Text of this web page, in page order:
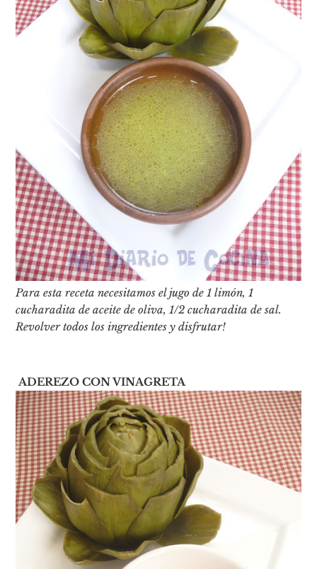
Para esta receta necesitamos el jugo de 1 limón, 1
cucharadita de aceite de oliva, 1/2 cucharadita de sal.
Revolver todos los ingredientes y disfrutar!
ADEREZO CON VINAGRETA